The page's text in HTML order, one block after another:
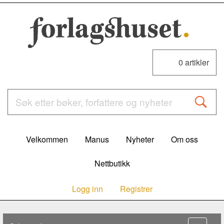
0 artikler
Velkommen Manus Nyheter Om oss
Nettbutikk
Logg inn Registrer